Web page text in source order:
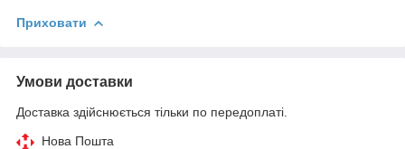
Приховати
Умови доставки
Доставка здійснюється тільки по передоплаті.
Нова Пошта